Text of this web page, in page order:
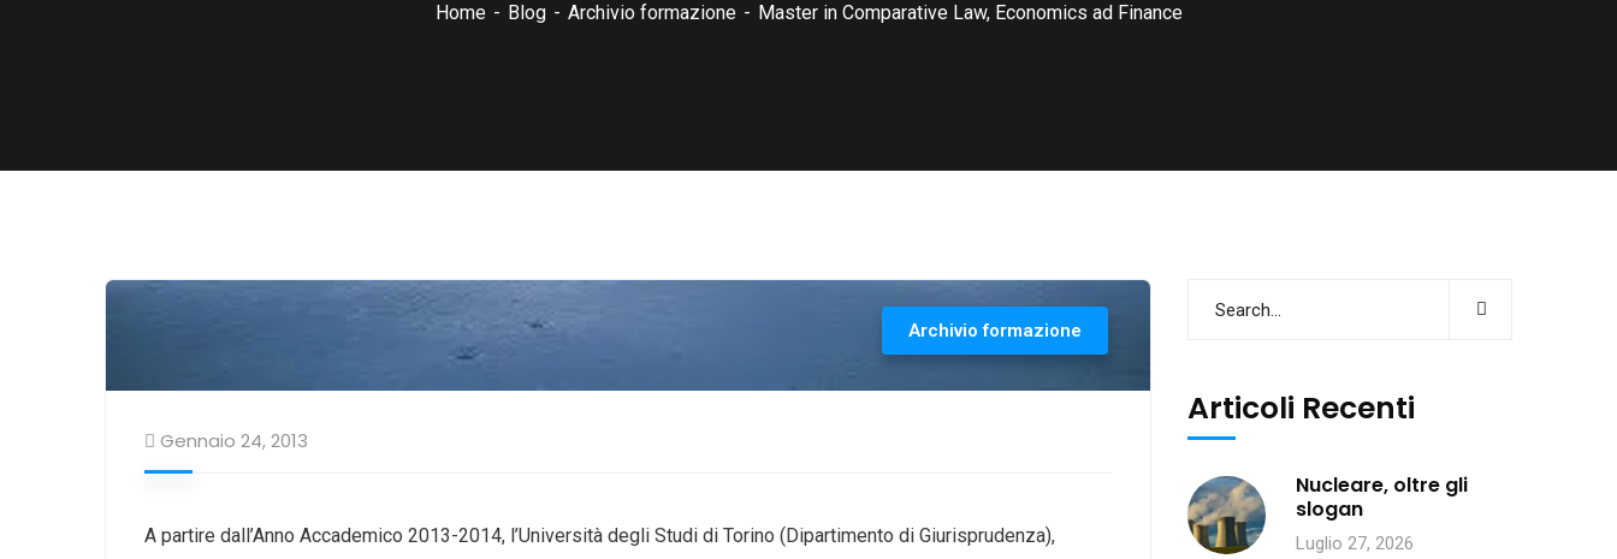
Home Blog Archivio formazione Master in Comparative Law, Economics ad Finance
Archivio formazione
Gennaio 24, 2013
A partire dall’Anno Accademico 2013-2014, l’Università degli Studi di Torino (Dipartimento di Giurisprudenza),
Articoli Recenti
Nucleare, oltre gli
slogan
Luglio 27, 2026